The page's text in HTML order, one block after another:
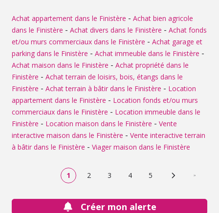
d'eau, ainsi qu'un garage attenant avec espace buanderie
et chaufferie. Une cave se trouve sous le salon et elle est
accessible par l'intérieur et l'extérieur. L'étage comprend
deux chambres, une salle d'eau, un WC indépendant avec
lave-mains, un ancien grenier aménagé en chambre
traversante ainsi qu'un bureau en mezzanine ouvert sur le
salon. De nombreux placards et espaces de rangement
complètent l'ensemble. La maison est implantée sur un
terrain paysager particulièrement bien entretenu et offre
de beaux espaces de vie extérieure avec deux terrasses
orientées est et sud. Cette maison possède un cadre de
vie apaisant et elle est baignée par la végétation.
L'extension, très lumineuse grâce à ses nombreuses
ouverture importante sur le jardin.
Achat appartement dans le Finistère - Achat bien agricole
dans le Finistère - Achat divers dans le Finistère - Achat fonds
et/ou murs commerciaux dans le Finistère - Achat garage et
parking dans le Finistère - Achat immeuble dans le Finistère -
Achat maison dans le Finistère - Achat propriété dans le
Finistère - Achat terrain de loisirs, bois, étangs dans le
Finistère - Achat terrain à bâtir dans le Finistère - Location
appartement dans le Finistère - Location fonds et/ou murs
commerciaux dans le Finistère - Location immeuble dans le
Finistère - Location maison dans le Finistère - Vente
interactive maison dans le Finistère - Vente interactive terrain
à bâtir dans le Finistère - Viager maison dans le Finistère
1 2 3 4 5 Page suivante
Créer mon alerte